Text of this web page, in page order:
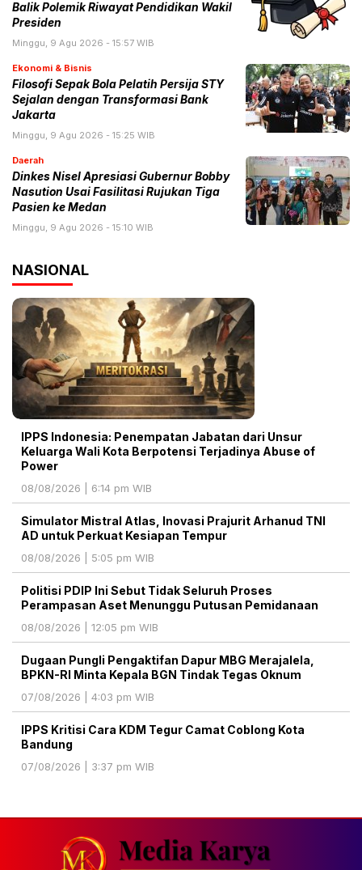
Balik Polemik Riwayat Pendidikan Wakil
Presiden
Minggu, 9 Agu 2026 - 15:57 WIB
Ekonomi & Bisnis
Filosofi Sepak Bola Pelatih Persija STY
Sejalan dengan Transformasi Bank
Jakarta
Minggu, 9 Agu 2026 - 15:25 WIB
Daerah
Dinkes Nisel Apresiasi Gubernur Bobby
Nasution Usai Fasilitasi Rujukan Tiga
Pasien ke Medan
Minggu, 9 Agu 2026 - 15:10 WIB
NASIONAL
IPPS Indonesia: Penempatan Jabatan dari Unsur
Keluarga Wali Kota Berpotensi Terjadinya Abuse of
Power
08/08/2026 | 6:14 pm WIB
Simulator Mistral Atlas, Inovasi Prajurit Arhanud TNI
AD untuk Perkuat Kesiapan Tempur
08/08/2026 | 5:05 pm WIB
Politisi PDIP Ini Sebut Tidak Seluruh Proses
Perampasan Aset Menunggu Putusan Pemidanaan
08/08/2026 | 12:05 pm WIB
Dugaan Pungli Pengaktifan Dapur MBG Merajalela,
BPKN-RI Minta Kepala BGN Tindak Tegas Oknum
07/08/2026 | 4:03 pm WIB
IPPS Kritisi Cara KDM Tegur Camat Coblong Kota
Bandung
07/08/2026 | 3:37 pm WIB